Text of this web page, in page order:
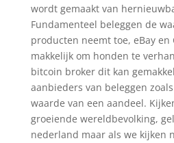
wordt gemaakt van
Fundamenteel beleggen de
producten neemt toe, eBay en
makkelijk om honden te
bitcoin broker dit kan
aanbieders van beleggen
waarde van een aandeel.
groeiende wereldbevolking,
nederland maar als we kijken